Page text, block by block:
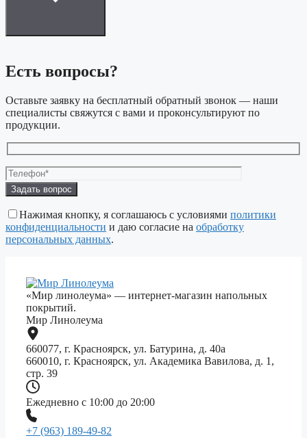
Есть вопросы?
Оставьте заявку на бесплатный обратный звонок — наши
специалисты свяжутся с вами и проконсультируют по
продукции.
Оставьте
это
поле
пустым.
Нажимая кнопку, я соглашаюсь с условиями политики
конфиденциальности и даю согласие на обработку
персональных данных.
«Мир линолеума» — интернет-магазин напольных
покрытий.
Мир Линолеума
660077, г. Красноярск, ул. Батурина, д. 40а
660010, г. Красноярск, ул. Академика Вавилова, д. 1,
стр. 39
Ежедневно с 10:00 до 20:00
+7 (963) 189-49-82